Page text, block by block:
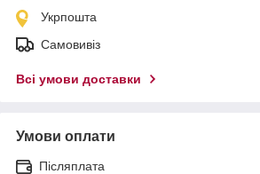
Укрпошта
Самовивіз
Всі умови доставки
Умови оплати
Післяплата